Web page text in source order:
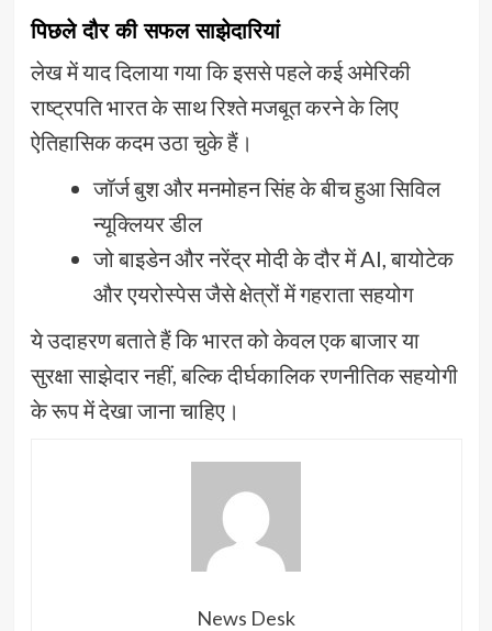
पिछले दौर की सफल साझेदारियां
लेख में याद दिलाया गया कि इससे पहले कई अमेरिकी
राष्ट्रपति भारत के साथ रिश्ते मजबूत करने के लिए
ऐतिहासिक कदम उठा चुके हैं।
जॉर्ज बुश और मनमोहन सिंह के बीच हुआ सिविल
न्यूक्लियर डील
जो बाइडेन और नरेंद्र मोदी के दौर में AI, बायोटेक
और एयरोस्पेस जैसे क्षेत्रों में गहराता सहयोग
ये उदाहरण बताते हैं कि भारत को केवल एक बाजार या
सुरक्षा साझेदार नहीं, बल्कि दीर्घकालिक रणनीतिक सहयोगी
के रूप में देखा जाना चाहिए।
News Desk